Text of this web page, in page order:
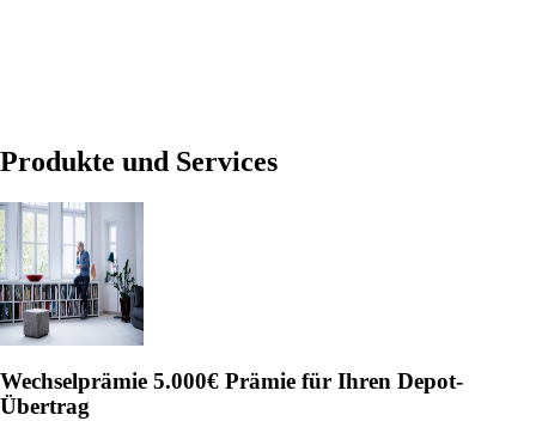
Produkte und Services
Wechselprämie 5.000€ Prämie für Ihren Depot-
Übertrag